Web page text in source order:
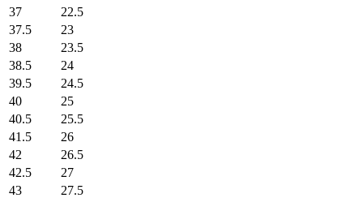
37
22.5
37.5
23
38
23.5
38.5
24
39.5
24.5
40
25
40.5
25.5
41.5
26
42
26.5
42.5
27
43
27.5